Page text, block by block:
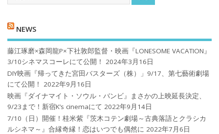
NEWS
藤江琢磨×森岡龍P×下社敦郎監督・映画『LONESOME VACATION』
3/10シネマスコーレにて公開！
2024年3月16日
DIY映画『帰ってきた宮田バスターズ（株）」9/17、第七藝術劇場
にて公開！
2022年9月16日
映画『ダイナマイト・ソウル・バンビ』まさかの上映延長決定、
9/23まで！新宿K’s cinemaにて 2022年9月14日
7/10（日）開催！桂米紫『茨木コテン劇場～古典落語とクラシカ
ルシネマ～』合縁奇縁！恋はいつでも偶然に 2022年7月6日